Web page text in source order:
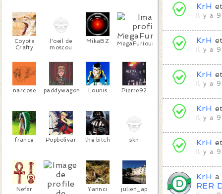
Coyote
Crafty
l'oeil de
moscou
MikaBZ MegaFuriousMilf
narcose paddywagon Lounis Pierre92
france Popbolivar the bitch skn
Nefer Yannci julien_ap
KrH
Il y a
KrH
Il y a
KrH
Il y a
KrH
Il y a
KrH
Il y a
KrH a
RER